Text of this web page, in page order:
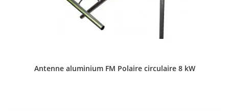
Antenne aluminium FM Polaire circulaire 8 kW